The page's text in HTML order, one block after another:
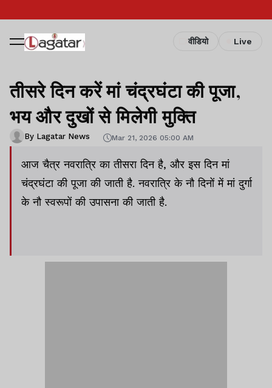
वीडियो Live
तीसरे दिन करें मां चंद्रघंटा की पूजा,
भय और दुखों से मिलेगी मुक्ति
By Lagatar News Mar 21, 2026 05:00 AM
आज चैत्र नवरात्रि का तीसरा दिन है, और इस दिन मां
चंद्रघंटा की पूजा की जाती है. नवरात्रि के नौ दिनों में मां दुर्गा
के नौ स्वरूपों की उपासना की जाती है.